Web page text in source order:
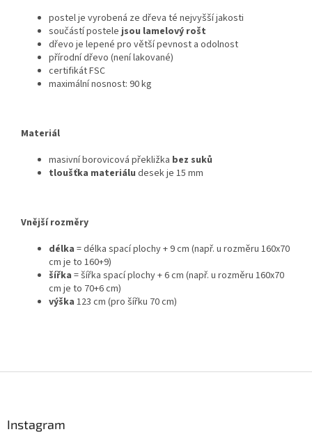
postel je vyrobená ze dřeva té nejvyšší jakosti
součástí postele jsou lamelový rošt
dřevo je lepené pro větší pevnost a odolnost
přírodní dřevo (není lakované)
certifikát FSC
maximální nosnost: 90 kg
Materiál
masivní borovicová překližka bez suků
tloušťka materiálu desek je 15 mm
Vnější rozměry
délka = délka spací plochy + 9 cm (např. u rozměru 160x70
cm je to 160+9)
šířka = šířka spací plochy + 6 cm (např. u rozměru 160x70
cm je to 70+6 cm)
výška 123 cm (pro šířku 70 cm)
Instagram